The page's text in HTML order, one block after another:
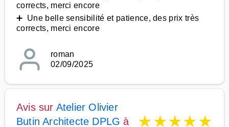
corrects, merci encore
➕ Une belle sensibilité et patience, des prix très
corrects, merci encore
roman
02/09/2025
Avis sur Atelier Olivier
Butin Architecte DPLG à
★★★★★